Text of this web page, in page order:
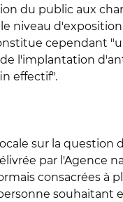
du public aux
niveau
cependant
l'implantation
effectif".
sur la
par l'Agence
consacrées à
souhaitant